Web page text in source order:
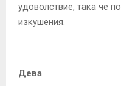
удоволствие, така че
изкушения.
Дева